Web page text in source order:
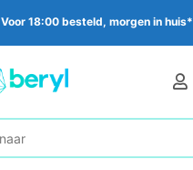
Voor 18:00 besteld, morgen in huis*